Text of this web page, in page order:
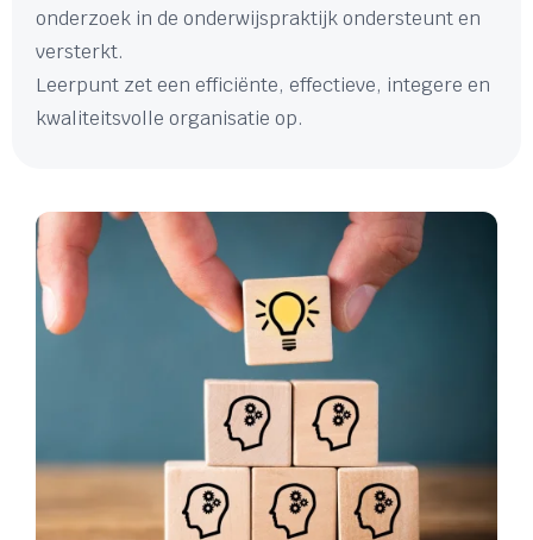
onderzoek in de onderwijspraktijk ondersteunt en
versterkt.
Leerpunt zet een efficiënte, effectieve, integere en
kwaliteitsvolle organisatie op.